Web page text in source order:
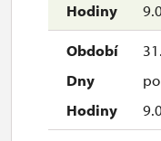
po